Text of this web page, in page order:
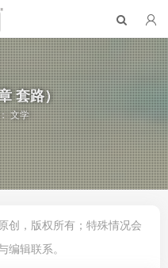
套路）
文学
创，版权所有；特殊情况会
编辑联系。